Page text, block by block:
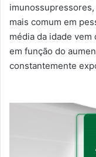
mais comum em
média da idade
em função do
constantemente